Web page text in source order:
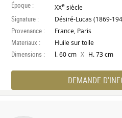
Époque : XXe siècle
Signature : Désiré-Lucas (1869-
Provenance : France, Paris
Materiaux : Huile sur toile
Dimensions : l. 60 cm X H. 73 cm
DEMANDE